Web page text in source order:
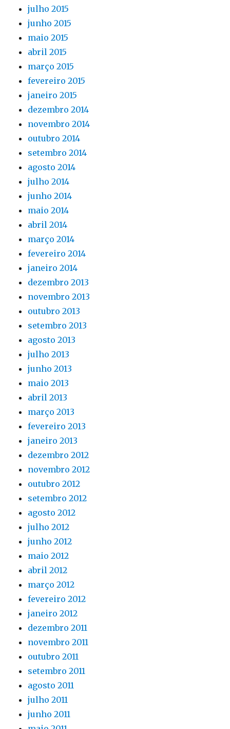
julho 2015
junho 2015
maio 2015
abril 2015
março 2015
fevereiro 2015
janeiro 2015
dezembro 2014
novembro 2014
outubro 2014
setembro 2014
agosto 2014
julho 2014
junho 2014
maio 2014
abril 2014
março 2014
fevereiro 2014
janeiro 2014
dezembro 2013
novembro 2013
outubro 2013
setembro 2013
agosto 2013
julho 2013
junho 2013
maio 2013
abril 2013
março 2013
fevereiro 2013
janeiro 2013
dezembro 2012
novembro 2012
outubro 2012
setembro 2012
agosto 2012
julho 2012
junho 2012
maio 2012
abril 2012
março 2012
fevereiro 2012
janeiro 2012
dezembro 2011
novembro 2011
outubro 2011
setembro 2011
agosto 2011
julho 2011
junho 2011